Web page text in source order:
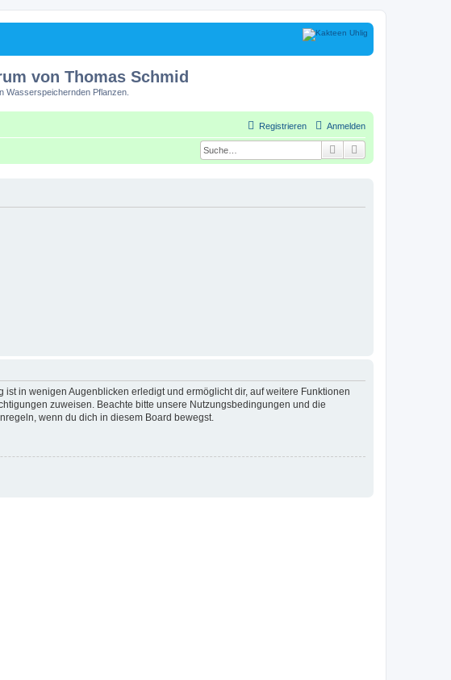
von Thomas Schmid
Wasserspeichernden Pflanzen.
Anmelden
Registrieren
Suche
in wenigen Augenblicken erledigt und ermöglicht dir, auf weitere Funktionen
zuweisen. Beachte bitte unsere Nutzungsbedingungen und die
wenn du dich in diesem Board bewegst.